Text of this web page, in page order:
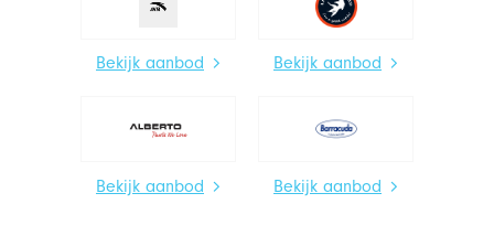
Bekijk aanbod Bekijk aanbod
Bekijk aanbod Bekijk aanbod